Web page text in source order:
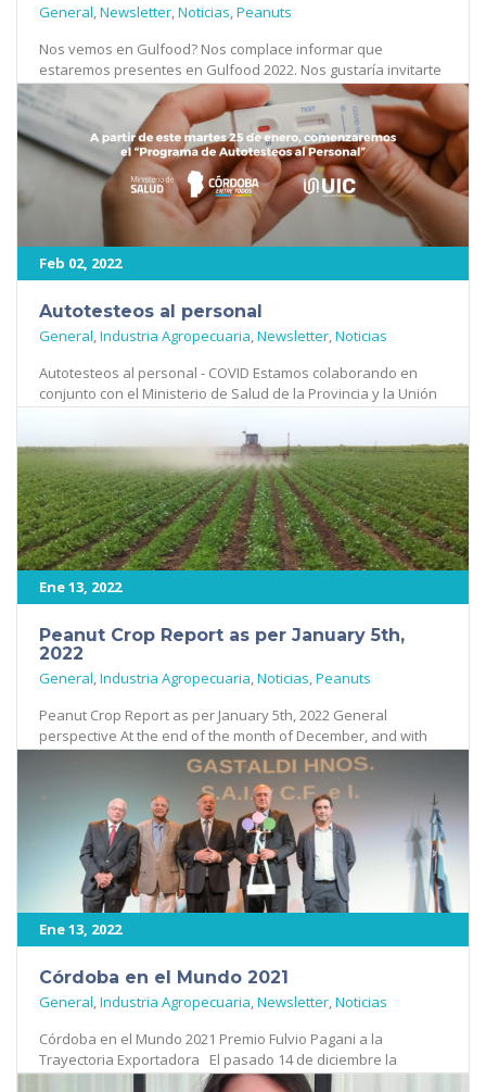
General Newsletter Noticias Peanuts
Nos vemos en Gulfood? Nos complace informar que
estaremos presentes en Gulfood 2022. Nos gustaría invitarte
a visitar nuestro stand. [...]
559
Feb 02, 2022
Autotesteos al personal
General Industria Agropecuaria Newsletter Noticias
Autotesteos al personal - COVID Estamos colaborando en
conjunto con el Ministerio de Salud de la Provincia y la Unión
Industrial de [...]
507
Ene 13, 2022
Peanut Crop Report as per January 5th,
2022
General Industria Agropecuaria Noticias Peanuts
Peanut Crop Report as per January 5th, 2022 General
perspective At the end of the month of December, and with
the [...]
458
Ene 13, 2022
Córdoba en el Mundo 2021
General Industria Agropecuaria Newsletter Noticias
Córdoba en el Mundo 2021 Premio Fulvio Pagani a la
Trayectoria Exportadora El pasado 14 de diciembre la
Cámara de Comercio [...]